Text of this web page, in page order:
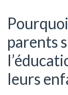
parents
leurs